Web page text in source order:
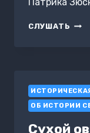
СЛУШАТЬ
DIE
ОБ ИСТОРИИ
Сухой